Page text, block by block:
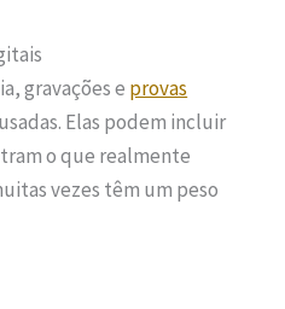
gravações e provas
Elas podem incluir
o que realmente
vezes têm um peso